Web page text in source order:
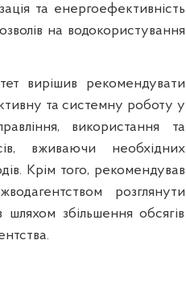
та енергоефективність
на водокористування
вирішив рекомендувати
та системну роботу у
використання та
вживаючи необхідних
Крім того, рекомендував
розглянути
збільшення обсягів